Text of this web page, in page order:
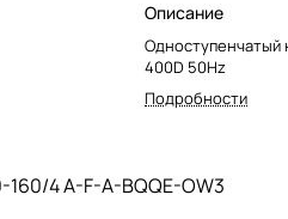
Описание
Одноступенчатый
400D 50Hz
Подробности
160/4 A-F-A-BQQE-OW3